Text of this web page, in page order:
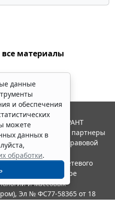
все материалы
данные
и обеспечения
можете
данных в
обработки.
2026. Система ГАРАНТ
"Гарант" и ее партнеры
ассоциации правовой
в качестве сетевого
по надзору в сфере
и массовых
Эл № ФС77-58365 от 18